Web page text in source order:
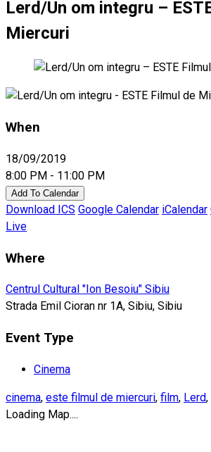
Lerd/Un om integru –
Miercuri
When
18/09/2019
8:00 PM - 11:00 PM
Add To Calendar
Download ICS Google Calendar iCalendar
Live
Where
Centrul Cultural "Ion Besoiu" Sibiu
Strada Emil Cioran nr 1A, Sibiu, Sibiu
Event Type
Cinema
cinema, este filmul de miercuri, film, Lerd,
Loading Map....